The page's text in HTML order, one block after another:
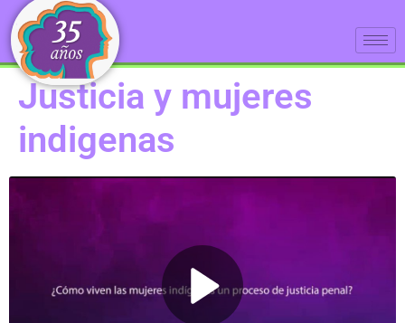
Justicia y mujeres
indigenas